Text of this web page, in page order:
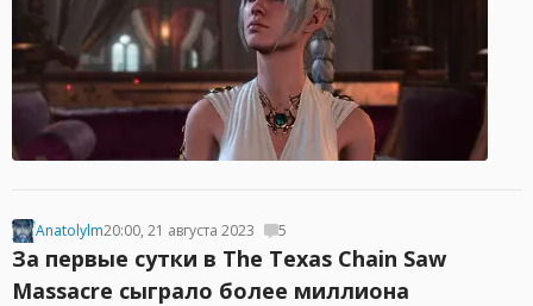
Anatolylm20:00, 21 августа 2023 5
За первые сутки в The Texas Chain Saw
Massacre сыграло более миллиона